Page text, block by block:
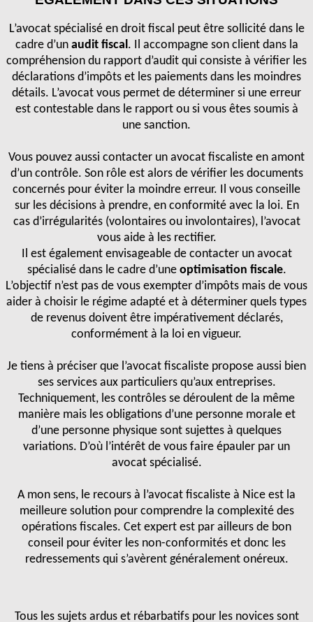
L’avocat spécialisé en droit fiscal peut être sollicité dans le
cadre d’un audit fiscal. Il accompagne son client dans la
compréhension du rapport d’audit qui consiste à vérifier les
déclarations d’impôts et les paiements dans les moindres
détails. L’avocat vous permet de déterminer si une erreur
est contestable dans le rapport ou si vous êtes soumis à
une sanction.
Vous pouvez aussi contacter un avocat fiscaliste en amont
d’un contrôle. Son rôle est alors de vérifier les documents
concernés pour éviter la moindre erreur. Il vous conseille
sur les décisions à prendre, en conformité avec la loi. En
cas d’irrégularités (volontaires ou involontaires), l’avocat
vous aide à les rectifier.
Il est également envisageable de contacter un avocat
spécialisé dans le cadre d’une optimisation fiscale.
L’objectif n’est pas de vous exempter d’impôts mais de vous
aider à choisir le régime adapté et à déterminer quels types
de revenus doivent être impérativement déclarés,
conformément à la loi en vigueur.
Je tiens à préciser que l’avocat fiscaliste propose aussi bien
ses services aux particuliers qu’aux entreprises.
Techniquement, les contrôles se déroulent de la même
manière mais les obligations d’une personne morale et
d’une personne physique sont sujettes à quelques
variations. D’où l’intérêt de vous faire épauler par un
avocat spécialisé.
A mon sens, le recours à l’avocat fiscaliste à Nice est la
meilleure solution pour comprendre la complexité des
opérations fiscales. Cet expert est par ailleurs de bon
conseil pour éviter les non-conformités et donc les
redressements qui s’avèrent généralement onéreux.
Tous les sujets ardus et rébarbatifs pour les novices sont